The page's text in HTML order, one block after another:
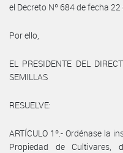
el Decreto Nº 684 de fecha
Por ello,
EL PRESIDENTE DEL
SEMILLAS
RESUELVE:
ARTÍCULO 1º.- Ordénase la
Propiedad de Cultivares,